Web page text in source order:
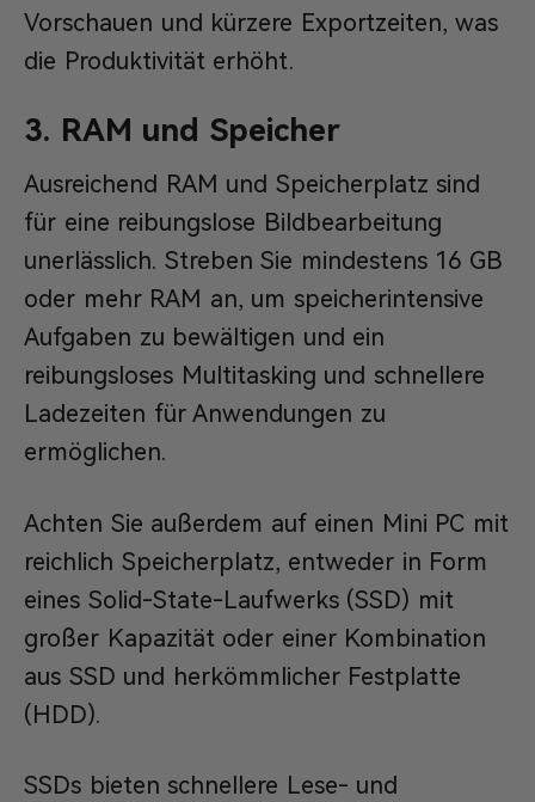
Vorschauen und kürzere Exportzeiten, was
die Produktivität erhöht.
3. RAM und Speicher
Ausreichend RAM und Speicherplatz sind
für eine reibungslose Bildbearbeitung
unerlässlich. Streben Sie mindestens 16 GB
oder mehr RAM an, um speicherintensive
Aufgaben zu bewältigen und ein
reibungsloses Multitasking und schnellere
Ladezeiten für Anwendungen zu
ermöglichen.
Achten Sie außerdem auf einen Mini PC mit
reichlich Speicherplatz, entweder in Form
eines Solid-State-Laufwerks (SSD) mit
großer Kapazität oder einer Kombination
aus SSD und herkömmlicher Festplatte
(HDD).
SSDs bieten schnellere Lese- und